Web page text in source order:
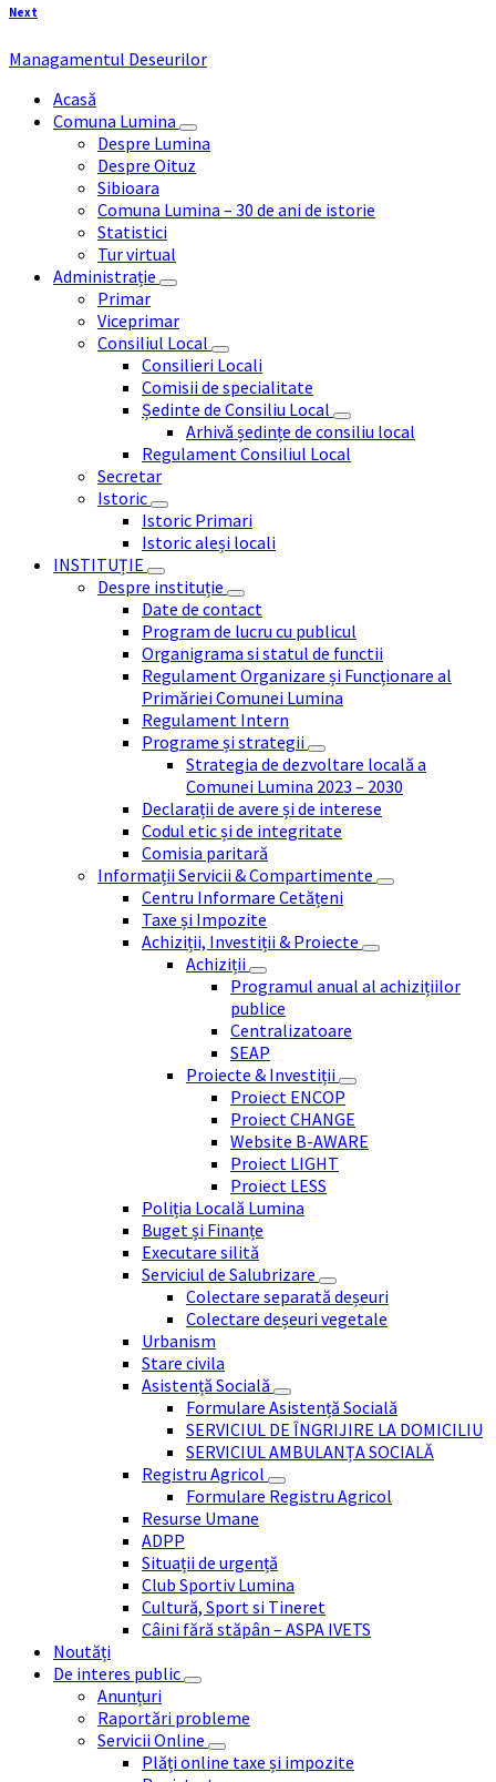
Next
Managamentul Deseurilor
Acasă
Comuna Lumina
Despre Lumina
Despre Oituz
Sibioara
Comuna Lumina – 30 de ani de istorie
Statistici
Tur virtual
Administrație
Primar
Viceprimar
Consiliul Local
Consilieri Locali
Comisii de specialitate
Ședinte de Consiliu Local
Arhivă ședințe de consiliu local
Regulament Consiliul Local
Secretar
Istoric
Istoric Primari
Istoric aleși locali
INSTITUȚIE
Despre instituție
Date de contact
Program de lucru cu publicul
Organigrama si statul de functii
Regulament Organizare și Funcționare al
Primăriei Comunei Lumina
Regulament Intern
Programe și strategii
Strategia de dezvoltare locală a
Comunei Lumina 2023 – 2030
Declarații de avere și de interese
Codul etic și de integritate
Comisia paritară
Informații Servicii & Compartimente
Centru Informare Cetățeni
Taxe și Impozite
Achiziții, Investiții & Proiecte
Achiziții
Programul anual al achizițiilor
publice
Centralizatoare
SEAP
Proiecte & Investiții
Proiect ENCOP
Proiect CHANGE
Website B-AWARE
Proiect LIGHT
Proiect LESS
Poliția Locală Lumina
Buget și Finanțe
Executare silită
Serviciul de Salubrizare
Colectare separată deșeuri
Colectare deșeuri vegetale
Urbanism
Stare civila
Asistență Socială
Formulare Asistență Socială
SERVICIUL DE ÎNGRIJIRE LA DOMICILIU
SERVICIUL AMBULANȚA SOCIALĂ
Registru Agricol
Formulare Registru Agricol
Resurse Umane
ADPP
Situații de urgență
Club Sportiv Lumina
Cultură, Sport si Tineret
Câini fără stăpân – ASPA IVETS
Noutăți
De interes public
Anunțuri
Raportări probleme
Servicii Online
Plăți online taxe și impozite